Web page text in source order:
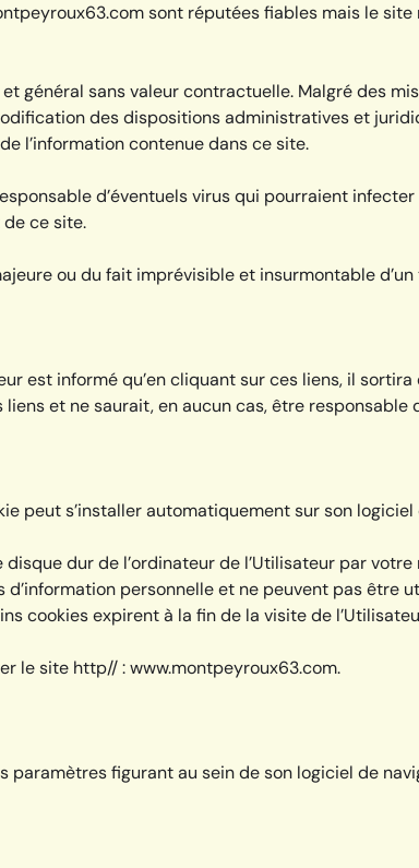
sont réputées fiables mais le
général sans valeur contractuelle. Malgré des
des dispositions administratives et
l’information contenue dans ce site.
d’éventuels virus qui pourraient
ce site.
ou du fait imprévisible et insurmontable d’un
est informé qu’en cliquant sur ces liens, il
et ne saurait, en aucun cas, être responsable
peut s’installer automatiquement sur son
dur de l’ordinateur de l’Utilisateur par
personnelle et ne peuvent pas être
cookies expirent à la fin de la visite de
le site http// : www.montpeyroux63.com.
paramètres figurant au sein de son logiciel de